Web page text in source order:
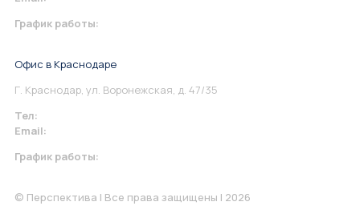
График работы:
Офис в Краснодаре
Г. Краснодар, ул. Воронежская, д. 47/35
Тел:
Email:
График работы:
© Перспектива | Все права защищены | 2026